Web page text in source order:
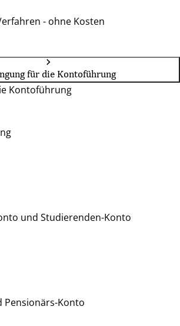
- ohne Kosten
für die Kontoführung
Kontoführung
und Studierenden-Konto
Pensionärs-Konto